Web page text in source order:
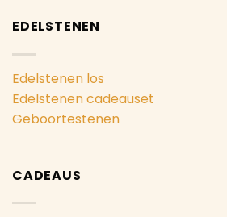
EDELSTENEN
Edelstenen los
Edelstenen cadeauset
Geboortestenen
CADEAUS